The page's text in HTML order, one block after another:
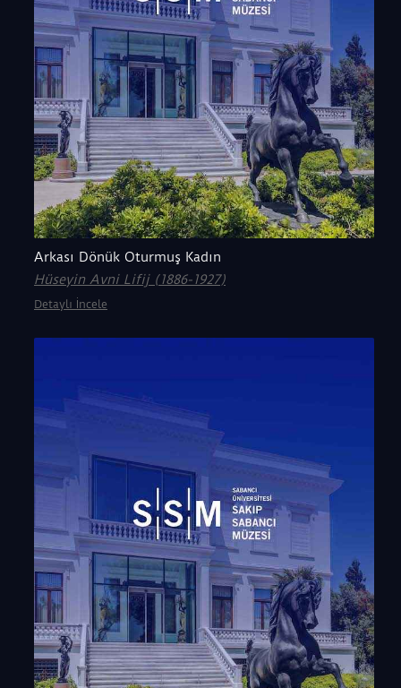
Arkası Dönük Oturmuş Kadın
Hüseyin Avni Lifij (1886-1927)
Detaylı İncele